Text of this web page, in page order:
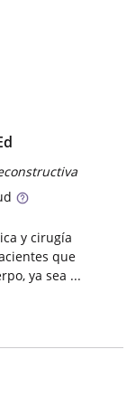
y cirugía
que
ya sea ...